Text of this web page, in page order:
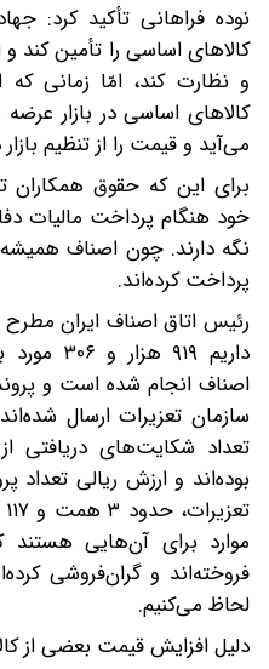
نوده فراهانی تأکید کرد:
کالاهای اساسی را تأمین کند
و نظارت کند، امّا زمانی که
کالاهای اساسی در بازار
می‌آید و قیمت را از تنظیم
برای این که حقوق همکاران
خود هنگام پرداخت مالیات
نگه دارند. چون اصناف
پرداخت کرده‌اند.
داریم
اصناف انجام شده است و
بوده‌اند و ارزش ریالی تعداد
موارد برای آن‌هایی هستند
فروخته‌اند و گران‌فروشی
لحاظ می‌کنیم.
دلیل افزایش قیمت بعضی از